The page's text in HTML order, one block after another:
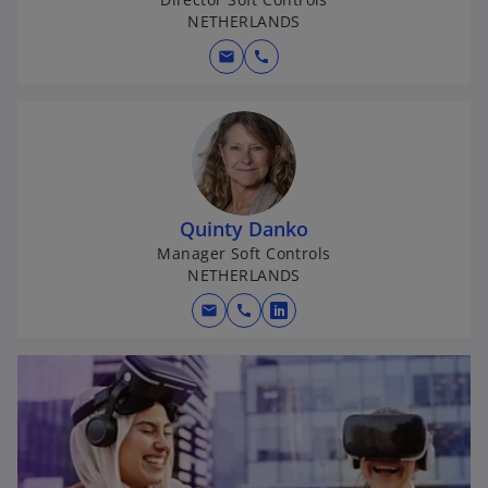
NETHERLANDS
mail call
Quinty Danko
Manager Soft Controls
NETHERLANDS
mail call
o
e
n
i
o